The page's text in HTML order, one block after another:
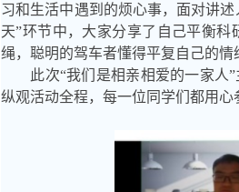
习和生活中遇到的烦心事，面对讲
天”环节中，大家分享了自己平衡
绳，聪明的驾车者懂得平复自己的情
此次“我们是相亲相爱的一家人
纵观活动全程，每一位同学们都用心